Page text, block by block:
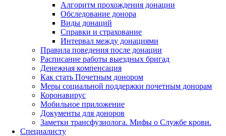
Алгоритм прохождения донации
Обследование донора
Виды донаций
Справки и страхование
Интервал между донациями
Правила поведения после донации
Расписание работы выездных бригад
Денежная компенсация
Как стать Почетным донором
Меры социальной поддержки почетным донорам
Коронавирус
Мобильное приложение
Документы для доноров
Заметки трансфузиолога. Мифы о Службе крови.
Специалисту